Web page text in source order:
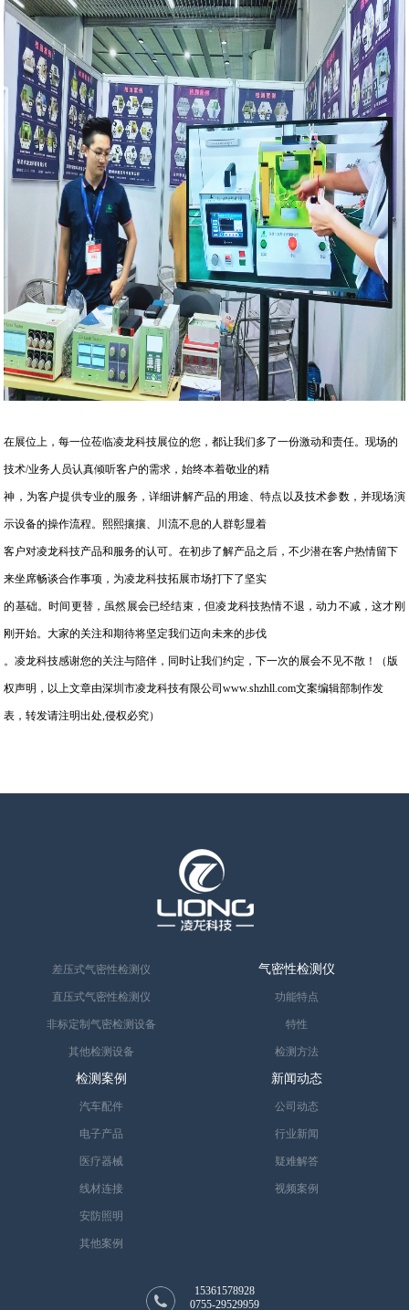
在展位上，每一位莅临凌龙科技展位的您，都让我们多了一份激动和责任。现场的
技术/业务人员认真倾听客户的需求，始终本着敬业的精
神，为客户提供专业的服务，详细讲解产品的用途、特点以及技术参数，并现场演
示设备的操作流程。熙熙攘攘、川流不息的人群彰显着
客户对凌龙科技产品和服务的认可。在初步了解产品之后，不少潜在客户热情留下
来坐席畅谈合作事项，为凌龙科技拓展市场打下了坚实
的基础。时间更替，虽然展会已经结束，但凌龙科技热情不退，动力不减，这才刚
刚开始。大家的关注和期待将坚定我们迈向未来的步伐
。凌龙科技感谢您的关注与陪伴，同时让我们约定，下一次的展会不见不散！（版
权声明，以上文章由深圳市凌龙科技有限公司www.shzhll.com文案编辑部制作发
表，转发请注明出处,侵权必究）
差压式气密性检测仪
直压式气密性检测仪
非标定制气密检测设备
其他检测设备
气密性检测仪
功能特点
特性
检测方法
检测案例
汽车配件
电子产品
医疗器械
线材连接
安防照明
其他案例
新闻动态
公司动态
行业新闻
疑难解答
视频案例
15361578928
0755-29529959